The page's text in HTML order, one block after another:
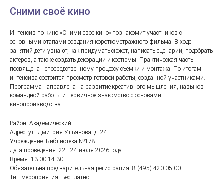
Сними своё кино
Интенсив по кино «Сними свое кино» познакомит участников с
основными этапами создания короткометражного фильма. В ходе
занятий дети узнают, как придумать сюжет, написать сценарий, подобрать
актеров, а также создать декорации и костюмы. Практическая часть
посвящена непосредственному процессу съемки и монтажа. По итогам
интенсива состоится просмотр готовой работы, созданной участниками.
Программа направлена на развитие креативного мышления, навыков
командной работы и первичное знакомство с основами
кинопроизводства.
Район: Академический
Адрес: ул. Дмитрия Ульянова, д. 24
Учреждение: Библиотека №178
Дата проведения: 22 - 24 июля 2026 года
Время: 13:00-14:30
Обязательна предварительная регистрация: 8 (495) 420-05-00
Тип мероприятия: Бесплатно